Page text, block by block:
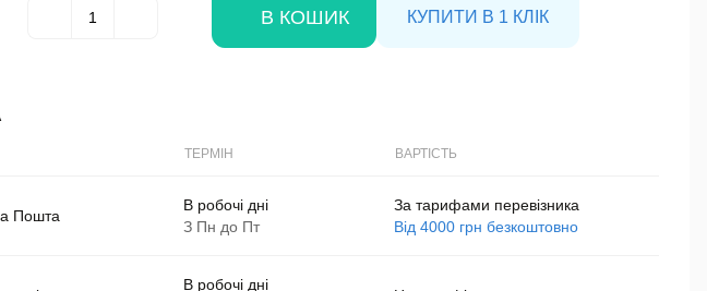
В КОШИК КУПИТИ В 1 КЛІК
ТЕРМІН ВАРТІСТЬ
Пошта
В робочі дні
З Пн до Пт
За тарифами перевізника
Від 4000 грн безкоштовно
В робочі дні